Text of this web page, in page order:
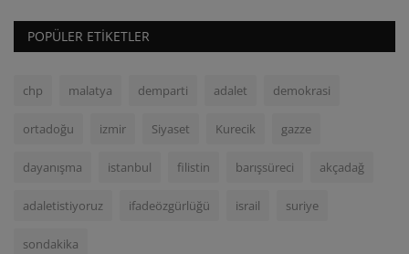
POPÜLER ETIKETLER
chp malatya demparti adalet demokrasi
ortadoğu izmir Siyaset Kurecik gazze
dayanışma istanbul filistin barışsüreci akçadağ
adaletistiyoruz ifadeözgürlüğü israil suriye
sondakika